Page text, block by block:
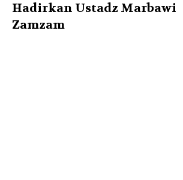
Hadirkan Ustadz Marbawi
Zamzam